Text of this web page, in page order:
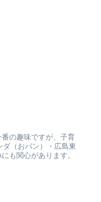
の趣味ですが、子育
（おパン）・広島東
も関心があります。